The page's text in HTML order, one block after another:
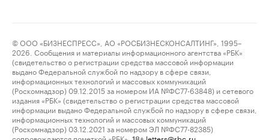
© ООО «БИЗНЕСПРЕСС», АО «РОСБИЗНЕСКОНСАЛТИНГ», 1995–
2026. Сообщения и материалы информационного агентства «РБК»
(свидетельство о регистрации средства массовой информации
выдано Федеральной службой по надзору в сфере связи,
информационных технологий и массовых коммуникаций
(Роскомнадзор) 09.12.2015 за номером ИА №ФС77-63848) и сетевого
издания «РБК» (свидетельство о регистрации средства массовой
информации выдано Федеральной службой по надзору в сфере связи,
информационных технологий и массовых коммуникаций
(Роскомнадзор) 03.12.2021 за номером ЭЛ №ФС77-82385)